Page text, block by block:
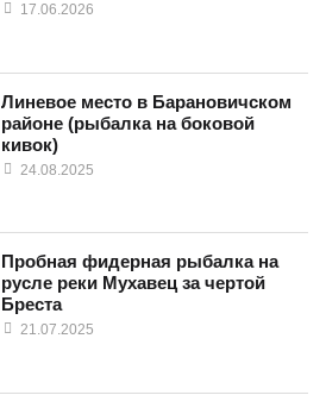
17.06.2026
Линевое место в Барановичском
районе (рыбалка на боковой
кивок)
24.08.2025
Пробная фидерная рыбалка на
русле реки Мухавец за чертой
Бреста
21.07.2025